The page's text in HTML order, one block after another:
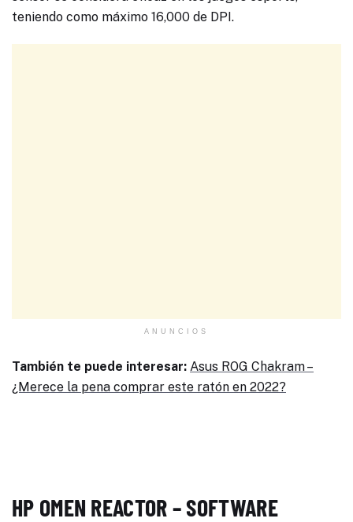
teniendo como máximo 16,000 de DPI.
ANUNCIOS
También te puede interesar: Asus ROG Chakram –
¿Merece la pena comprar este ratón en 2022?
HP OMEN REACTOR –SOFTWARE